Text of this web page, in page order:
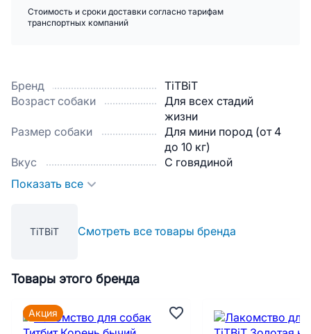
Бренд
TiTBiT
Возраст собаки
Для всех стадий
жизни
Размер собаки
Для мини пород (от 4
до 10 кг)
Вкус
С говядиной
Показать все
TiTBiT Смотреть все товары бренда
Стоимость и сроки доставки согласно тарифам
транспортных компаний
Товары этого бренда
Акция